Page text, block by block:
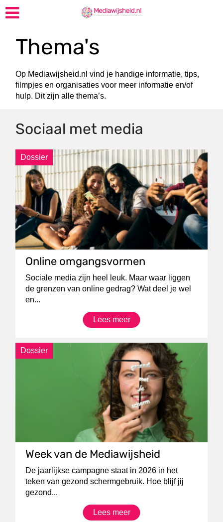
Thema's
Op Mediawijsheid.nl vind je handige informatie, tips,
filmpjes en organisaties voor meer informatie en/of
hulp. Dit zijn alle thema’s.
Sociaal met media
Dossier
Online omgangsvormen
Sociale media zijn heel leuk. Maar waar liggen
de grenzen van online gedrag? Wat deel je wel
en...
Lees meer
Dossier
Week van de Mediawijsheid
De jaarlijkse campagne staat in 2026 in het
teken van gezond schermgebruik. Hoe blijf jij
gezond...
Lees meer